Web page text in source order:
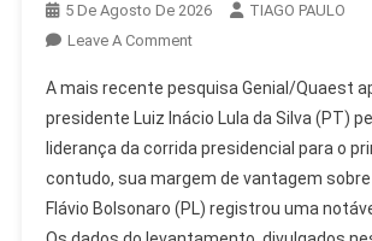
5 De Agosto De 2026
TIAGO PAULO
Leave A CommentOn
Quaest:
Lula
Mantém
39%,
Flávio
Bolsonaro
A mais recente pesquisa Genial/Quaest
presidente Luiz Inácio Lula da Silva (PT)
liderança da corrida presidencial para o
contudo, sua margem de vantagem
Flávio Bolsonaro (PL) registrou uma